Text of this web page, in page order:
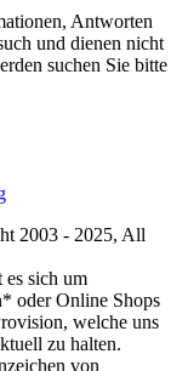
Antworten
und dienen nicht
suchen Sie bitte
2003 - 2025, All
sich um
oder Online Shops
welche uns
zu halten.
von